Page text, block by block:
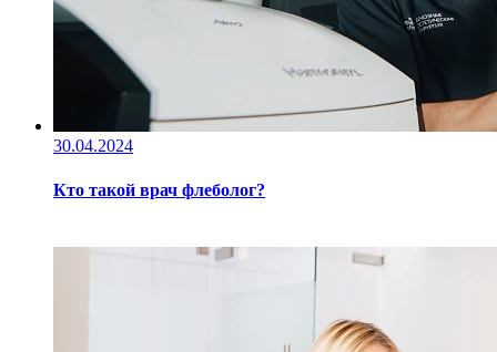
30.04.2024
Кто такой врач флеболог?